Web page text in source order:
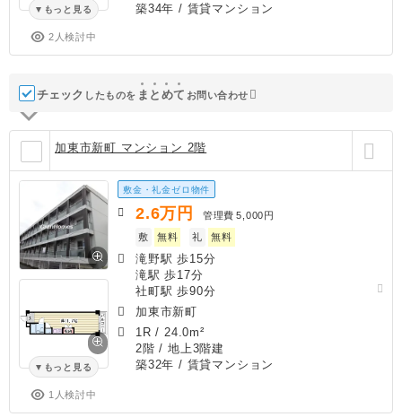
もっと見る
2人検討中
築34年 / 賃貸マンション
チェック したものを ま と めて お問い合わせ
加東市新町 マンション 2階
もっと見る
1人検討中
敷金・礼金ゼロ物件
2.6万円 管理費 5,000円
敷
無料 礼 無料
滝野駅 歩15分
滝駅 歩17分
社町駅 歩90分
加東市新町
1R / 24.0m²
2階 / 地上3階建
築32年 / 賃貸マンション